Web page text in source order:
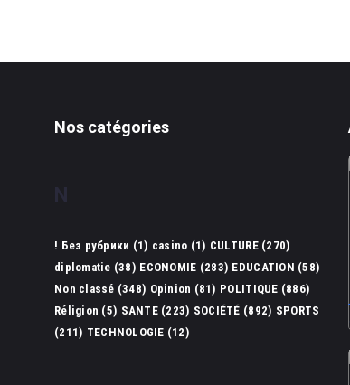
Nos catégories
N
! Без рубрики (1) casino (1) CULTURE(270)
diplomatie (38) ECONOMIE (283) EDUCATION (58)
Non classé (348) Opinion (81) POLITIQUE (886)
Réligion (5) SANTE(223) SOCIÉTÉ (892) SPORTS
(211) TECHNOLOGIE (12)